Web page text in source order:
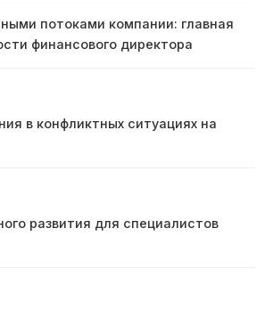
потоками компании: главная
финансового директора
в конфликтных ситуациях на
развития для специалистов